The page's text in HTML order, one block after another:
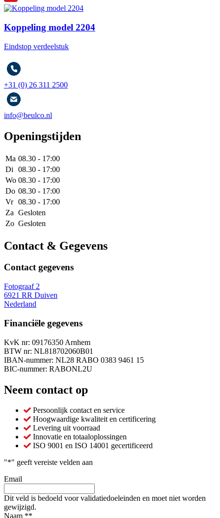
Koppeling model 2204
Eindstop verdeelstuk
+31 (0) 26 311 2500
info@beulco.nl
Openingstijden
Ma 08.30 - 17:00
Di
08.30 - 17:00
Wo 08.30 - 17:00
Do 08.30 - 17:00
Vr 08.30 - 17:00
Za Gesloten
Zo Gesloten
Contact & Gegevens
Contact gegevens
Fotograaf 2
6921 RR Duiven
Nederland
Financiële gegevens
KvK nr: 09176350 Arnhem
BTW nr: NL818702060B01
IBAN-nummer: NL28 RABO 0383 9461 15
BIC-nummer: RABONL2U
Neem contact op
Persoonlijk contact en service
Hoogwaardige kwaliteit en certificering
Levering uit voorraad
Innovatie en totaaloplossingen
ISO 9001 en ISO 14001 gecertificeerd
"*" geeft vereiste velden aan
Email
Dit veld is bedoeld voor validatiedoeleinden en moet niet worden
gewijzigd.
Naam **